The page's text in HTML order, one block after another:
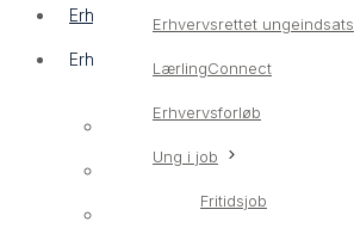
Erhvervsrettet ungeindsats
LærlingConnect
Erhvervsforløb
Ung i job
Fritidsjob
Erhvervsservice
Erhvervsrettet ungeindsats
Erhvervsrettet ungeindsats
LærlingConnect
Erhvervsforløb